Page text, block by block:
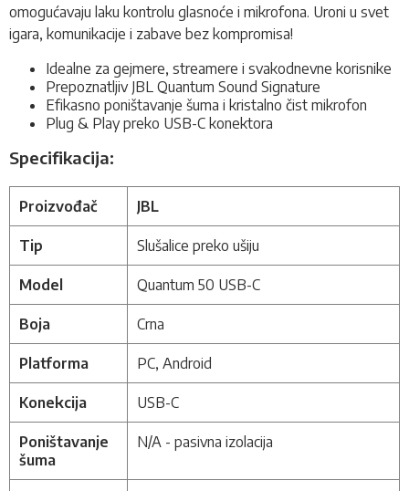
omogućavaju laku kontrolu glasnoće i mikrofona. Uroni u svet
igara, komunikacije i zabave bez kompromisa!
Idealne za gejmere, streamere i svakodnevne korisnike
Prepoznatljiv JBL Quantum Sound Signature
Efikasno poništavanje šuma i kristalno čist mikrofon
Plug & Play preko USB-C konektora
Specifikacija:
Proizvođač JBL
Tip Slušalice preko ušiju
Model Quantum 50 USB-C
Boja Crna
Platforma PC, Android
Konekcija USB-C
Poništavanje
šuma
N/A - pasivna izolacija